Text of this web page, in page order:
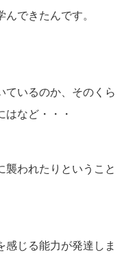
できたんです。
ているのか、そのくら
はなど・・・
襲われたりということ
感じる能力が発達しま